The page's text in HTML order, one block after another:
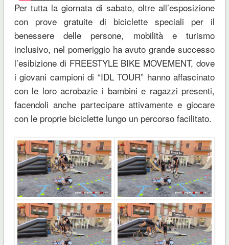
Per tutta la giornata di sabato, oltre all’esposizione
con prove gratuite di biciclette speciali per il
benessere delle persone, mobilità e turismo
inclusivo, nel pomeriggio ha avuto grande successo
l’esibizione di FREESTYLE BIKE MOVEMENT, dove
i giovani campioni di “IDL TOUR” hanno affascinato
con le loro acrobazie i bambini e ragazzi presenti,
facendoli anche partecipare attivamente e giocare
con le proprie biciclette lungo un percorso facilitato.